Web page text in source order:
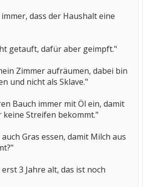
dass der Haushalt eine
getauft, dafür aber geimpft."
Zimmer aufräumen, dabei bin
und nicht als Sklave."
Bauch immer mit Öl ein, damit
keine Streifen bekommt."
Gras essen, damit Milch aus
3 Jahre alt, das ist noch